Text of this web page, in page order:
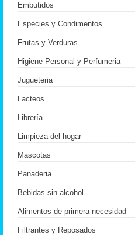
Embutidos
Especies y Condimentos
Frutas y Verduras
Higiene Personal y Perfumeria
Jugueteria
Lacteos
Librería
Limpieza del hogar
Mascotas
Panaderia
Bebidas sin alcohol
Alimentos de primera necesidad
Filtrantes y Reposados